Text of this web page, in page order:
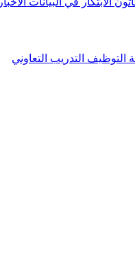
التوظيف التدريب التعاوني